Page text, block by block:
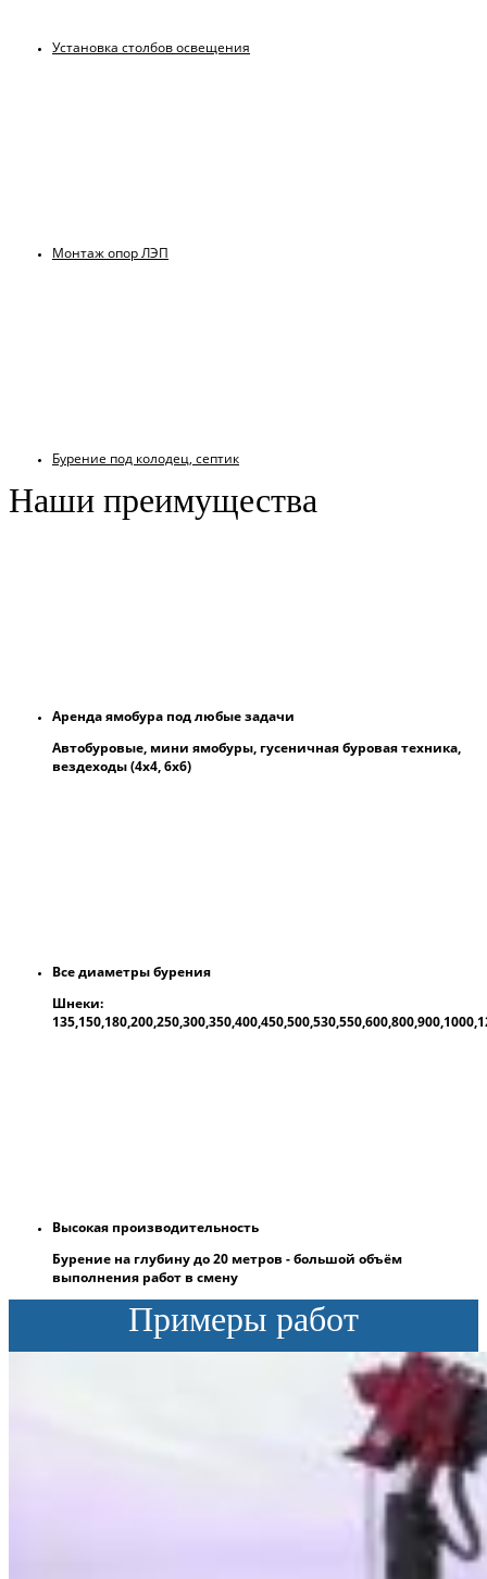
Установка столбов освещения
Монтаж опор ЛЭП
Бурение под колодец, септик
Наши преимущества
Аренда ямобура под любые задачи
Автобуровые, мини ямобуры, гусеничная буровая техника,
вездеходы (4х4, 6х6)
Все диаметры бурения
Шнеки:
Высокая производительность
Бурение на глубину до 20 метров - большой объём
выполнения работ в смену
Примеры работ